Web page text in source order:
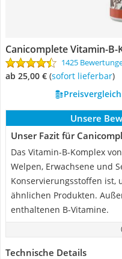
Canicomplete Vitamin-B-
1425
ab 25,00 € ( Sofort lieferbar)
Unsere
Unser Fazit für
Das Vitamin-B-Komplex
Welpen, Erwachsene und
Konservierungsstoffen ist,
ähnlichen Produkten.
enthaltenen B-Vitamine.
Technische Details